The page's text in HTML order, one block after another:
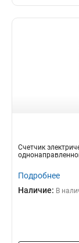
Счетчик
Подробнее
Наличие: В